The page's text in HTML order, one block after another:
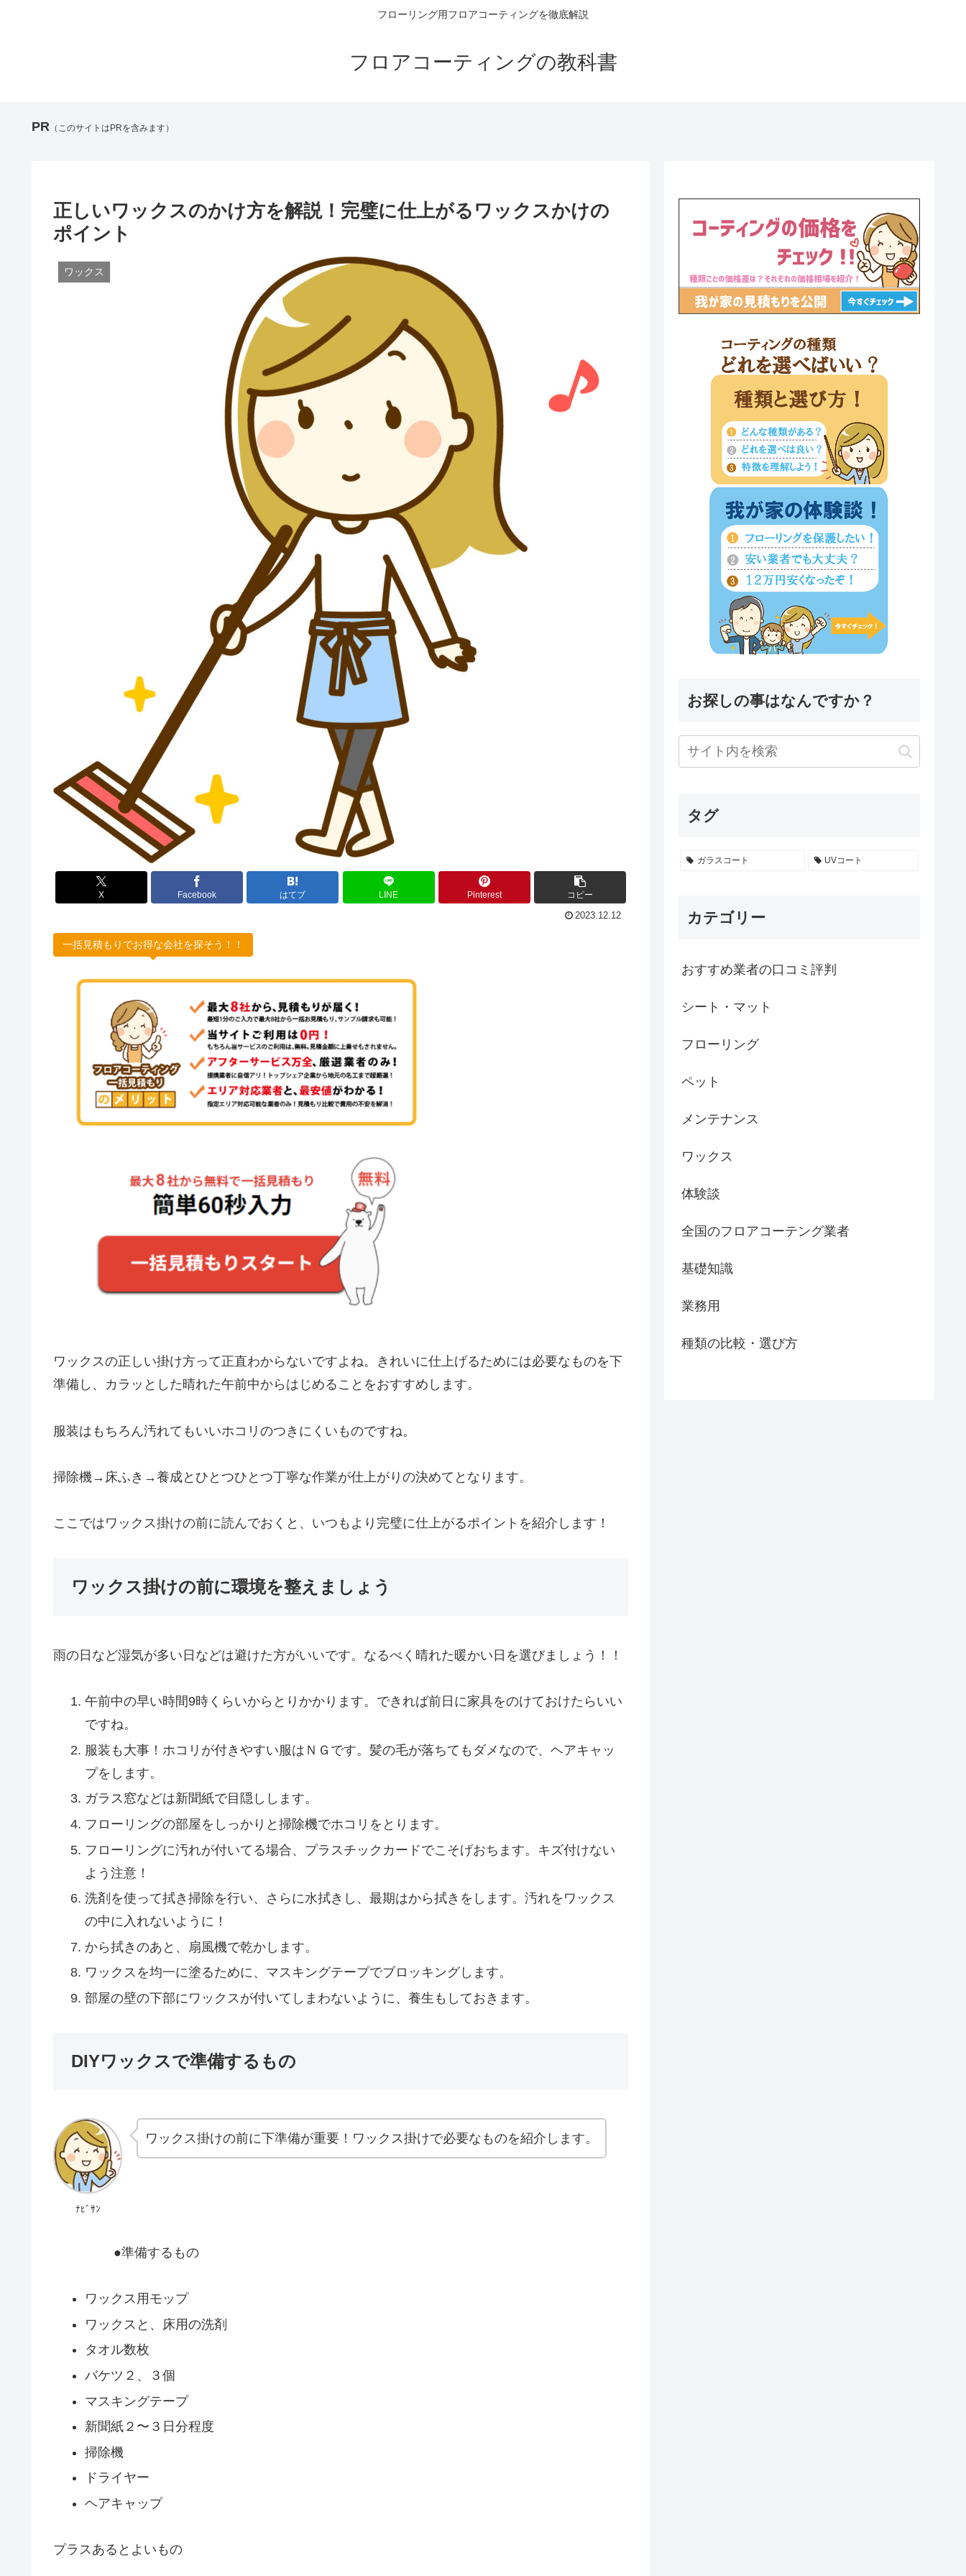
フローリング用フロアコーティングを徹底解説
フロアコーティングの教科書
PR （このサイトはPRを含みます）
正しいワックスのかけ方を解説！完璧に仕上がるワックスかけの
ポイント
ワックス
X Facebook はてブ LINE Pinterest コピー
2023.12.12
一括見積もりでお得な会社を探そう！！
ワックスの正しい掛け方って正直わからないですよね。きれいに仕上げるためには必要なものを下
準備し、カラッとした晴れた午前中からはじめることをおすすめします。
服装はもちろん汚れてもいいホコリのつきにくいものですね。
掃除機→床ふき→養成とひとつひとつ丁寧な作業が仕上がりの決めてとなります。
ここではワックス掛けの前に読んでおくと、いつもより完璧に仕上がるポイントを紹介します！
ワックス掛けの前に環境を整えましょう
雨の日など湿気が多い日などは避けた方がいいです。なるべく晴れた暖かい日を選びましょう！！
午前中の早い時間9時くらいからとりかかります。できれば前日に家具をのけておけたらいい
ですね。
服装も大事！ホコリが付きやすい服はＮＧです。髪の毛が落ちてもダメなので、ヘアキャッ
プをします。
ガラス窓などは新聞紙で目隠しします。
フローリングの部屋をしっかりと掃除機でホコリをとります。
フローリングに汚れが付いてる場合、プラスチックカードでこそげおちます。キズ付けない
よう注意！
洗剤を使って拭き掃除を行い、さらに水拭きし、最期はから拭きをします。汚れをワックス
の中に入れないように！
から拭きのあと、扇風機で乾かします。
ワックスを均一に塗るために、マスキングテープでブロッキングします。
部屋の壁の下部にワックスが付いてしまわないように、養生もしておきます。
DIYワックスで準備するもの
ﾅﾋﾞｻﾝ
ワックス掛けの前に下準備が重要！ワックス掛けで必要なものを紹介します。
●準備するもの
ワックス用モップ
ワックスと、床用の洗剤
タオル数枚
バケツ２、３個
マスキングテープ
新聞紙２〜３日分程度
掃除機
ドライヤー
ヘアキャップ
プラスあるとよいもの
お探しの事はなんですか？
タグ
ガラスコート UVコート
カテゴリー
おすすめ業者の口コミ評判
シート・マット
フローリング
ペット
メンテナンス
ワックス
体験談
全国のフロアコーテング業者
基礎知識
業務用
種類の比較・選び方